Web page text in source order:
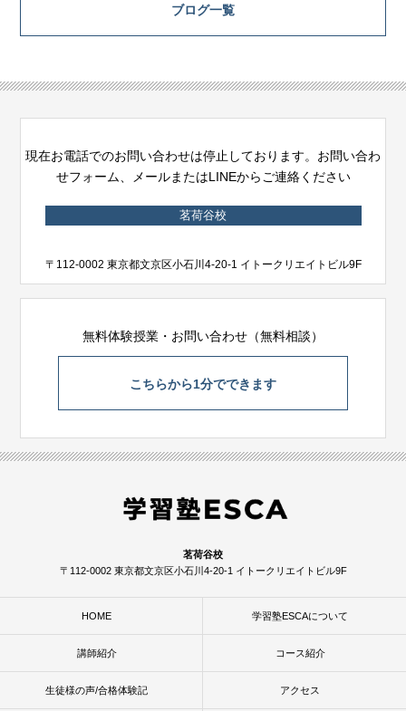
ブログ一覧
現在お電話でのお問い合わせは停止しております。お問い合わ
せフォーム、メールまたはLINEからご連絡ください
茗荷谷校
〒112-0002 東京都文京区小石川4-20-1 イトークリエイトビル9F
無料体験授業・お問い合わせ（無料相談）
こちらから1分でできます
茗荷谷校
〒112-0002 東京都文京区小石川4-20-1 イトークリエイトビル9F
HOME 学習塾ESCAについて
講師紹介 コース紹介
生徒様の声/合格体験記 アクセス